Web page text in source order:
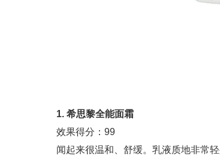
1. 希思黎全能面霜
效果得分：99
闻起来很温和、舒缓。乳液质地非常